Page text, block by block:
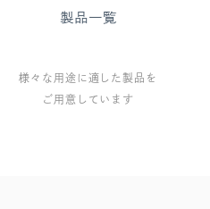
様々な用途に適した製品を
ご用意しています